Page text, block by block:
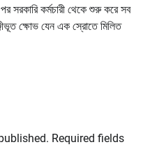
সরকারি কর্মচারী থেকে শুরু করে সব
ক্ষোভ যেন এক স্রোতে মিলিত
Required fields